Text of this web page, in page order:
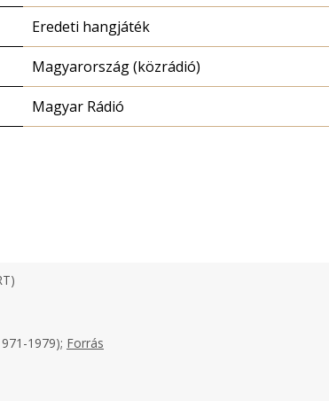
Eredeti hangjáték
Magyarország (közrádió)
Magyar Rádió
1979); Forrás